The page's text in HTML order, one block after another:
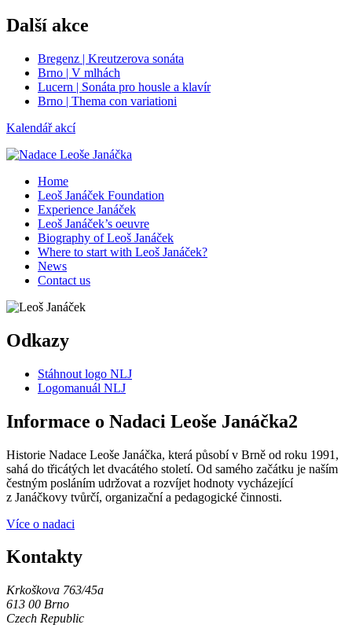
Další akce
Bregenz | Kreutzerova sonáta
Brno | V mlhách
Lucern | Sonáta pro housle a klavír
Brno | Thema con variationi
Kalendář akcí
Home
Leoš Janáček Foundation
Experience Janáček
Leoš Janáček’s oeuvre
Biography of Leoš Janáček
Where to start with Leoš Janáček?
News
Contact us
Odkazy
Stáhnout logo NLJ
Logomanuál NLJ
Informace o Nadaci Leoše Janáčka2
Historie Nadace Leoše Janáčka, která působí v Brně od roku 1991,
sahá do třicátých let dvacátého století. Od samého začátku je naším
čestným posláním udržovat a rozvíjet hodnoty vycházející
z Janáčkovy tvůrčí, organizační a pedagogické činnosti.
Více o nadaci
Kontakty
Krkoškova 763/45a
613 00 Brno
Czech Republic